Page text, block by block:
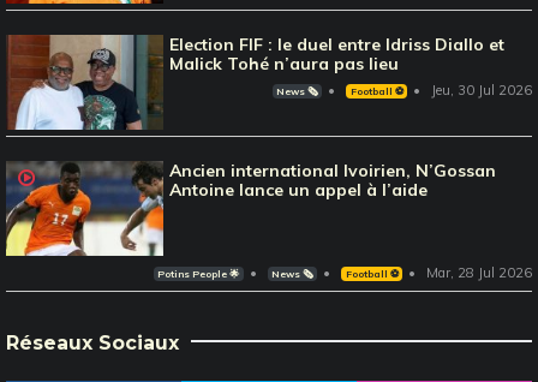
Election FIF : le duel entre Idriss Diallo et
Malick Tohé n’aura pas lieu
News 🗞️ Football ⚽️ Jeu, 30 Jul 2026
Ancien international Ivoirien, N’Gossan
Antoine lance un appel à l’aide
Potins People 🌟 News 🗞️ Football ⚽️ Mar, 28 Jul 2026
Réseaux Sociaux